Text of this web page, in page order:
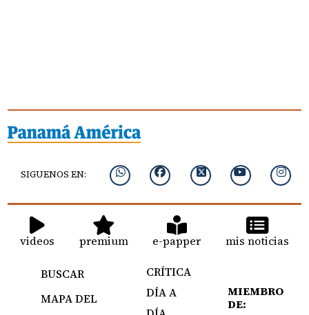
SIGUENOS EN:
videos premium e-papper mis noticias
BUSCAR
MAPA DEL
CRÍTICA
DÍA A
MIEMBRO
DE: